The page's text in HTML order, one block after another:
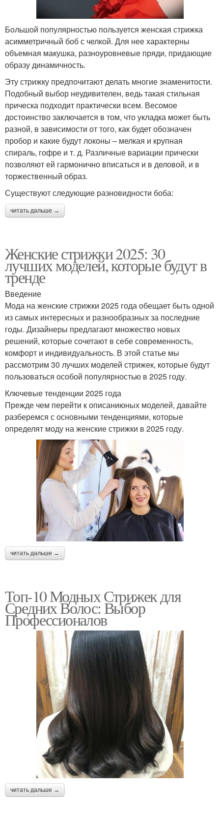
Большой популярностью пользуется женская стрижка
асимметричный боб с челкой. Для нее характерны
объемная макушка, разноуровневые пряди, придающие
образу динамичность.
Эту стрижку предпочитают делать многие знаменитости.
Подобный выбор неудивителен, ведь такая стильная
прическа подходит практически всем. Весомое
достоинство заключается в том, что укладка может быть
разной, в зависимости от того, как будет обозначен
пробор и какие будут локоны – мелкая и крупная
спираль, гофре и т. д. Различные вариации прически
позволяют ей гармонично вписаться и в деловой, и в
торжественный образ.
Существуют следующие разновидности боба:
читать дальше →
Женские стрижки 2025: 30
лучших моделей, которые будут в
тренде
Введение
Мода на женские стрижки 2025 года обещает быть одной
из самых интересных и разнообразных за последние
годы. Дизайнеры предлагают множество новых
решений, которые сочетают в себе современность,
комфорт и индивидуальность. В этой статье мы
рассмотрим 30 лучших моделей стрижек, которые будут
пользоваться особой популярностью в 2025 году.
Ключевые тенденции 2025 года
Прежде чем перейти к описаниюных моделей, давайте
разберемся с основными тенденциями, которые
определят моду на женские стрижки в 2025 году.
читать дальше →
Топ-10 Модных Стрижек для
Средних Волос: Выбор
Профессионалов
читать дальше →